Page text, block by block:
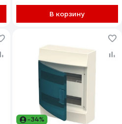
В корзину
-34%